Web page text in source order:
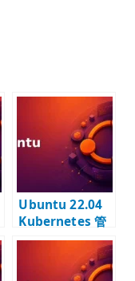
Ubuntu 22.04
Kubernetes 管
理ツールのイン
kubectl / Helm